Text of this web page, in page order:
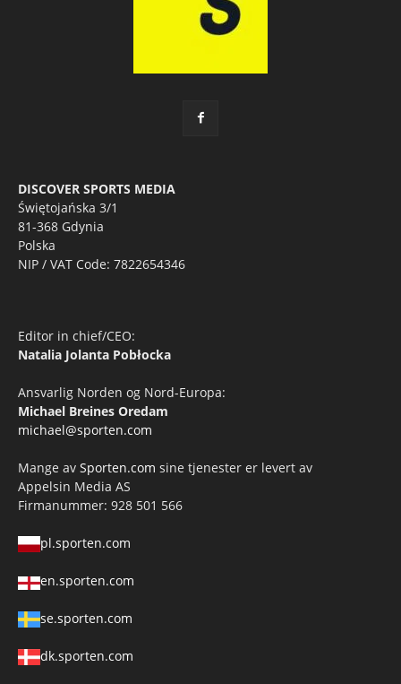
DISCOVER SPORTS MEDIA
Świętojańska 3/1
81-368 Gdynia
Polska
NIP / VAT Code: 7822654346
Editor in chief/CEO:
Natalia Jolanta Pobłocka
Ansvarlig Norden og Nord-Europa:
Michael Breines Oredam
michael@sporten.com
Mange av Sporten.com sine tjenester er levert av
Appelsin Media AS
Firmanummer: 928 501 566
pl.sporten.com
en.sporten.com
se.sporten.com
dk.sporten.com